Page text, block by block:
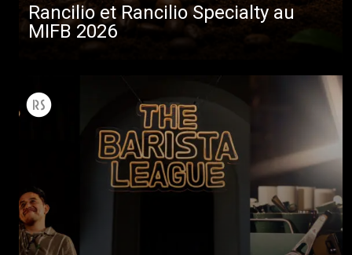
Rancilio et Rancilio Specialty au
MIFB 2026